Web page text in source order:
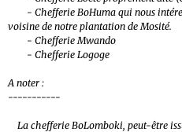
- Chefferie BoHuma qui nous
voisine de notre plantation de Mosité.
- Chefferie Mwando
- Chefferie Logoge
A noter :
-----------
La chefferie BoLomboki, peut-être